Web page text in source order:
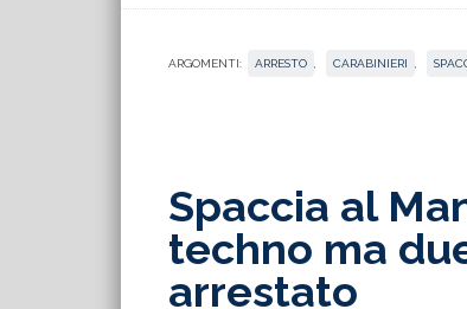
ARGOMENTI: ARRESTO CARABINIERI
Spaccia al
techno ma
arrestato